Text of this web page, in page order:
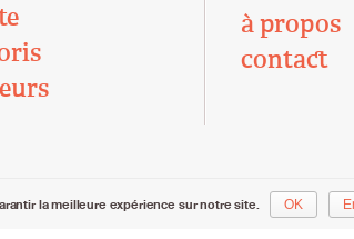
à propos
contact
la meilleure expérience sur notre site. OK